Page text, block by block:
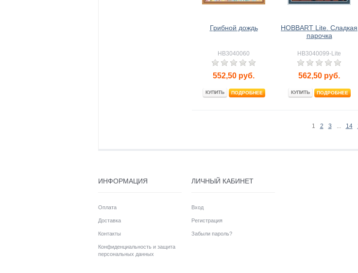
Грибной дождь
HB3040060
552,50 руб.
КУПИТЬ ПОДРОБНЕЕ
HOBBART Lite. Сладкая
парочка
HB3040099-Lite
562,50 руб.
КУПИТЬ ПОДРОБНЕЕ
1 2 3 ... 14
ИНФОРМАЦИЯ
Оплата
Доставка
Контакты
Конфиденциальность и защита
персональных данных
ЛИЧНЫЙ КАБИНЕТ
Вход
Регистрация
Забыли пароль?